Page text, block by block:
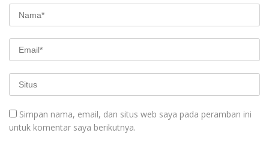
Simpan nama, email, dan situs web saya pada peramban ini
untuk komentar saya berikutnya.